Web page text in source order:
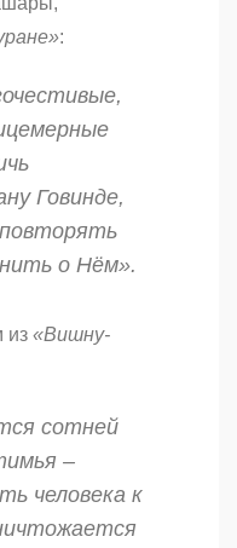
:
Говинде,
о Нём».
из «Вишну-
сотней
–
человека к